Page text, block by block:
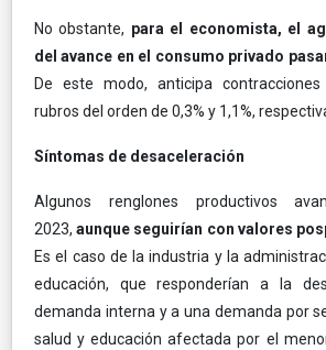
No obstante, para el economista, el
del avance en el consumo privado
De este modo, anticipa
rubros del orden de 0,3% y 1,1%,
Síntomas de desaceleración
Algunos renglones productivos
2023,aunque seguirían con valores
Es el caso de la industria y la
educación, que responderían a la
demanda interna y a una demanda por
salud y educación afectada por el